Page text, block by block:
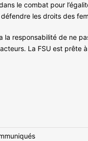
le combat pour
les droits des
la responsabilité de ne
La FSU est prête à